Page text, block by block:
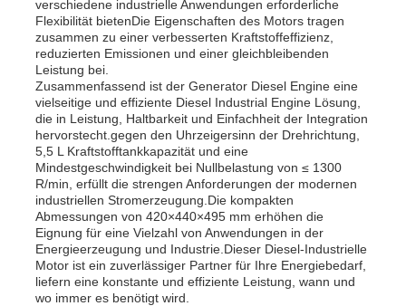
Industrieller Generatorsatz
Digitaler Generatorsatz
Open Frame Generator
schalldichter Generatorsatz
Hauptgebrauchsgenerator
verschiedene industrielle Anwendungen erforderliche
Flexibilität bietenDie Eigenschaften des Motors tragen
zusammen zu einer verbesserten Kraftstoffeffizienz,
reduzierten Emissionen und einer gleichbleibenden
Leistung bei.
Zusammenfassend ist der Generator Diesel Engine eine
vielseitige und effiziente Diesel Industrial Engine Lösung,
die in Leistung, Haltbarkeit und Einfachheit der Integration
hervorstecht.gegen den Uhrzeigersinn der Drehrichtung,
5,5 L Kraftstofftankkapazität und eine
Mindestgeschwindigkeit bei Nullbelastung von ≤ 1300
R/min, erfüllt die strengen Anforderungen der modernen
industriellen Stromerzeugung.Die kompakten
Abmessungen von 420×440×495 mm erhöhen die
Eignung für eine Vielzahl von Anwendungen in der
Energieerzeugung und Industrie.Dieser Diesel-Industrielle
Motor ist ein zuverlässiger Partner für Ihre Energiebedarf,
liefern eine konstante und effiziente Leistung, wann und
wo immer es benötigt wird.